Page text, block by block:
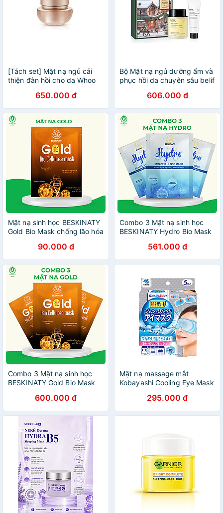
[Tách set] Mặt nạ ngủ cải
thiện đàn hồi cho da Whoo
Overnight Mask 25ml
650.000 đ
Bộ Mặt nạ ngủ dưỡng ẩm và
phục hồi da chuyên sâu belif
606.000 đ
Mặt nạ sinh học BESKINATY
Gold Bio Mask chống lão hóa
90.000 đ
Combo 3 Mặt nạ sinh học
BESKINATY Hydro Bio Mask
Hàn Quốc561.000 đ
Combo 3 Mặt nạ sinh học
BESKINATY Gold Bio Mask
hiệu quả Hàn Quốc
600.000 đ
Mặt nạ massage mắt
Kobayashi Cooling Eye Mask
giãn đôi mắt Nhật Bản 5
miếng
295.000 đ